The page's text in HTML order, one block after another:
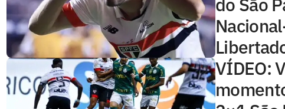
VÍDEO: